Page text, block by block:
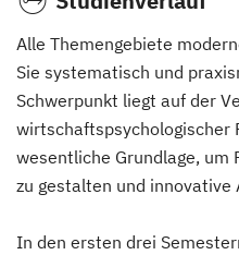
Alle Themengebiete
Sie systematisch und
Schwerpunkt liegt auf der
wirtschaftspsychologischer
wesentliche Grundlage,
zu gestalten und innovative
In den ersten drei